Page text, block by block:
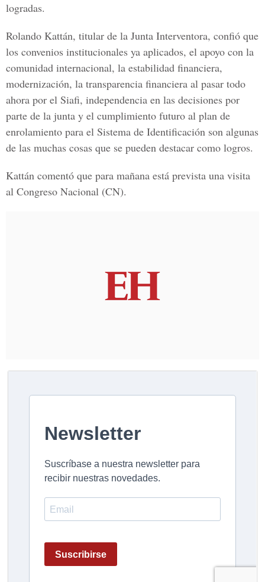
logradas.
Rolando Kattán, titular de la Junta Interventora, confió que
los convenios institucionales ya aplicados, el apoyo con la
comunidad internacional, la estabilidad financiera,
modernización, la transparencia financiera al pasar todo
ahora por el Siafi, independencia en las decisiones por
parte de la junta y el cumplimiento futuro al plan de
enrolamiento para el Sistema de Identificación son algunas
de las muchas cosas que se pueden destacar como logros.
Kattán comentó que para mañana está prevista una visita
al Congreso Nacional (CN).